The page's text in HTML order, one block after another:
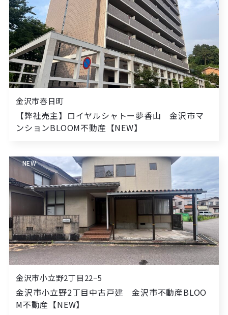
金沢市春日町
【弊社売主】ロイヤルシャトー夢香山 金沢市マ
ンションBLOOM不動産【NEW】
金沢市小立野2丁目22−5
金沢市小立野2丁目中古戸建 金沢市不動産BLOO
M不動産【NEW】
NEW